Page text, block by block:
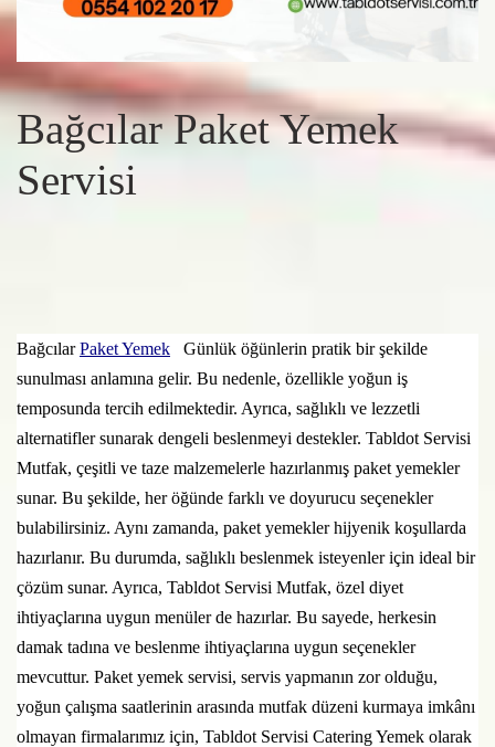
Bağcılar Paket Yemek
Servisi
BağcılarPaket Yemek Günlük öğünlerin pratik bir şekilde
sunulması anlamına gelir. Bu nedenle, özellikle yoğun iş
temposunda tercih edilmektedir. Ayrıca, sağlıklı ve lezzetli
alternatifler sunarak dengeli beslenmeyi destekler. Tabldot Servisi
Mutfak, çeşitli ve taze malzemelerle hazırlanmış paket yemekler
sunar. Bu şekilde, her öğünde farklı ve doyurucu seçenekler
bulabilirsiniz. Aynı zamanda, paket yemekler hijyenik koşullarda
hazırlanır. Bu durumda, sağlıklı beslenmek isteyenler için ideal bir
çözüm sunar. Ayrıca, Tabldot Servisi Mutfak, özel diyet
ihtiyaçlarına uygun menüler de hazırlar. Bu sayede, herkesin
damak tadına ve beslenme ihtiyaçlarına uygun seçenekler
mevcuttur. Paket yemek servisi, servis yapmanın zor olduğu,
yoğun çalışma saatlerinin arasında mutfak düzeni kurmaya imkânı
olmayan firmalarımız için, Tabldot Servisi Catering Yemek olarak